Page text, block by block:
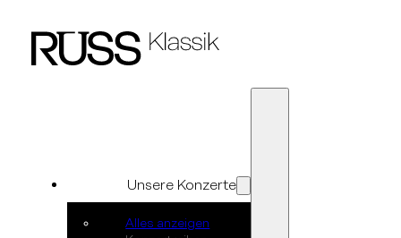
Unsere Konzerte
Alles anzeigen